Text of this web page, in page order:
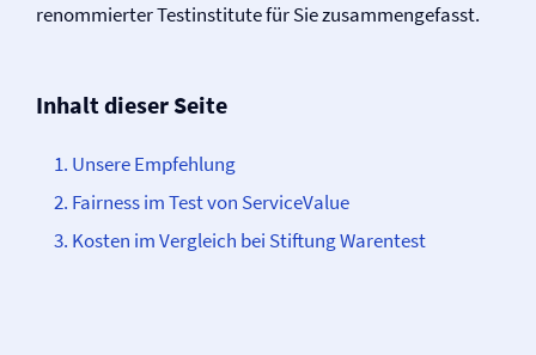
renommierter Testinstitute für Sie zusammengefasst.
Inhalt dieser Seite
Unsere Empfehlung
Fairness im Test von ServiceValue
Kosten im Vergleich bei Stiftung Warentest